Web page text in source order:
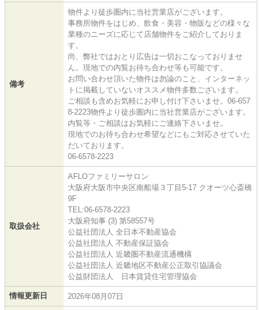
備考
物件より徒歩圏内に当社営業店がございます。
事務所物件をはじめ、飲食・美容・物販などの様々な
業種のニーズに応じて店舗物件をご紹介しておりま
す。
尚、弊社ではおとり広告は一切おこなっておりませ
ん。現地での内覧お待ち合わせ等も可能です。
お問い合わせ頂いた物件は勿論のこと、インターネッ
トに掲載していないオススメ物件多数ございます。
ご相談も含めお気軽にお申し付け下さいませ。06-657
8-2223物件より徒歩圏内に当社営業店がございます。
内覧等・ご相談はお気軽にご連絡下さいませ。
現地でのお待ち合わせ希望などにもご対応させていた
だいております。
06-6578-2223
取扱会社
AFLOファミリーサロン
大阪府大阪市中央区南船場３丁目5-17 クオーツ心斎橋
9F
TEL:06-6578-2223
大阪府知事 (3) 第58557号
公益社団法人 全日本不動産協会
公益社団法人 不動産保証協会
公益社団法人 近畿圏不動産流通機構
公益社団法人 近畿地区不動産公正取引協議会
公益財団法人 日本賃貸住宅管理協会
情報更新日 2026年08月07日